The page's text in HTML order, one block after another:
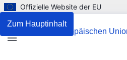
Zum Hauptinhalt
Offizielle Website der EU